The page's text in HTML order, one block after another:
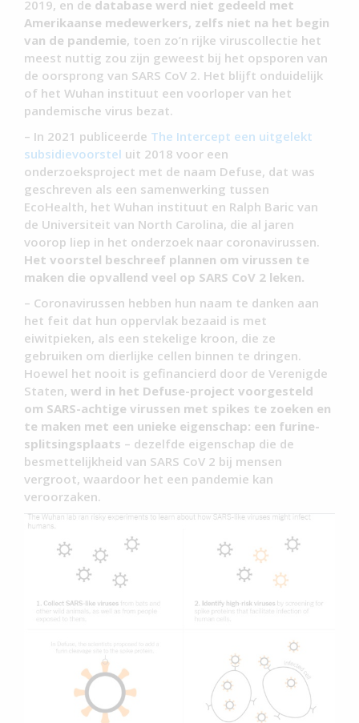
2019, en de database werd niet gedeeld met
Amerikaanse medewerkers, zelfs niet na het begin
van de pandemie, toen zo’n rijke viruscollectie het
meest nuttig zou zijn geweest bij het opsporen van
de oorsprong van SARS CoV 2. Het blijft onduidelijk
of het Wuhan instituut een voorloper van het
pandemische virus bezat.
– In 2021 publiceerde The Intercept een uitgelekt
subsidievoorstel uit 2018 voor een
onderzoeksproject met de naam Defuse, dat was
geschreven als een samenwerking tussen
EcoHealth, het Wuhan instituut en Ralph Baric van
de Universiteit van North Carolina, die al jaren
voorop liep in het onderzoek naar coronavirussen.
Het voorstel beschreef plannen om virussen te
maken die opvallend veel op SARS CoV 2 leken.
– Coronavirussen hebben hun naam te danken aan
het feit dat hun oppervlak bezaaid is met
eiwitpieken, als een stekelige kroon, die ze
gebruiken om dierlijke cellen binnen te dringen.
Hoewel het nooit is gefinancierd door de Verenigde
Staten, werd in het Defuse-project voorgesteld
om SARS-achtige virussen met spikes te zoeken en
te maken met een unieke eigenschap: een furine-
splitsingsplaats – dezelfde eigenschap die de
besmettelijkheid van SARS CoV 2 bij mensen
vergroot, waardoor het een pandemie kan
veroorzaken.